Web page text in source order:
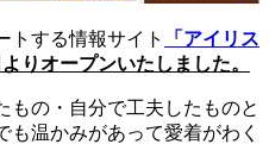
トする情報サイト
「アイリス
りオープンいたしました。
もの・自分で工夫したものと
温かみがあって愛着がわく